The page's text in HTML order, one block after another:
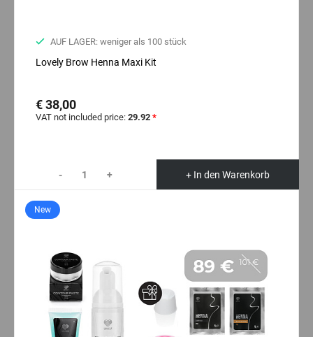
AUF LAGER: weniger als 100 stück
Lovely Brow Henna Maxi Kit
€ 38,00
VAT not included price: 29.92 *
- + + In den Warenkorb
New